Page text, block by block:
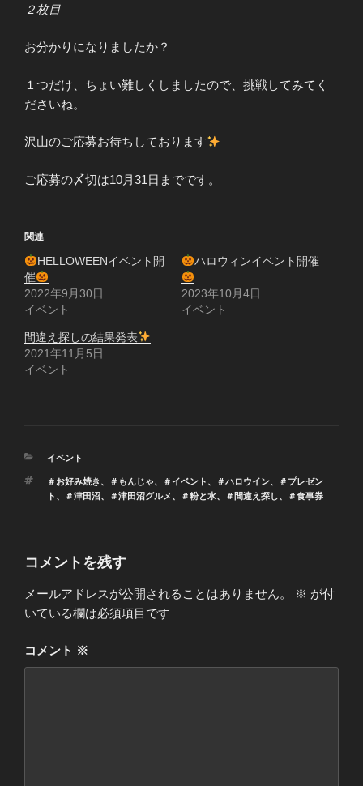
２枚目
お分かりになりましたか？
１つだけ、ちょい難しくしましたので、挑戦してみてく
ださいね。
沢山のご応募お待ちしております
ご応募の〆切は10月31日までです。
関連
HELLOWEENイベント開
催
2022年9月30日
イベント
ハロウィンイベント開催
2023年10月4日
イベント
間違え探しの結果発表
2021年11月5日
イベント
カ
ゴ
リ
イベント
タ
グ
＃お好み焼き 、 ＃もんじゃ、 ＃イベント 、 ＃ハロウイン、
＃プレゼン
ト 、 ＃津田沼、 ＃津田沼グルメ、 ＃粉と水、 ＃間違え探し、 ＃食事券
コメントを残す
メールアドレスが公開されることはありません。 ※ が付
いている欄は必須項目です
コメント ※